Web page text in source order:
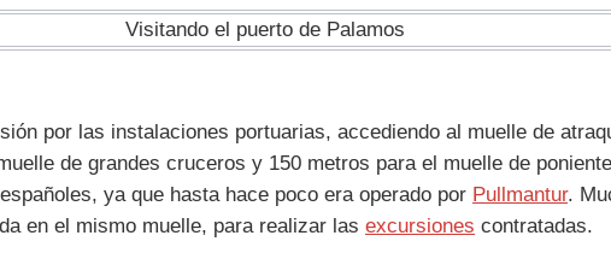
por las instalaciones portuarias, accediendo al muelle de
de grandes cruceros y 150 metros para el muelle de
ya que hasta hace poco era operado por Pullmantur.
en el mismo muelle, para realizar las excursiones contratadas.